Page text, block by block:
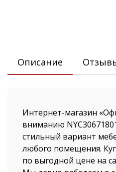
Описание
Интернет-магазин
вниманию
стильный вариант
любого помещения.
по выгодной цене на